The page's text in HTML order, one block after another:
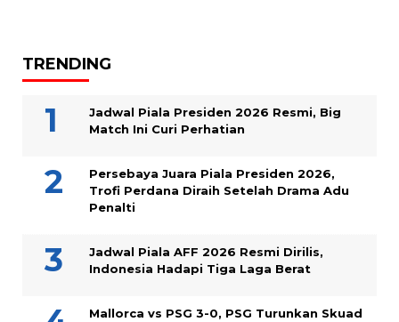
TRENDING
Jadwal Piala Presiden 2026 Resmi, Big
Match Ini Curi Perhatian
Persebaya Juara Piala Presiden 2026,
Trofi Perdana Diraih Setelah Drama Adu
Penalti
Jadwal Piala AFF 2026 Resmi Dirilis,
Indonesia Hadapi Tiga Laga Berat
Mallorca vs PSG 3-0, PSG Turunkan Skuad